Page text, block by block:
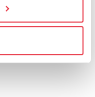
die uw gegevens